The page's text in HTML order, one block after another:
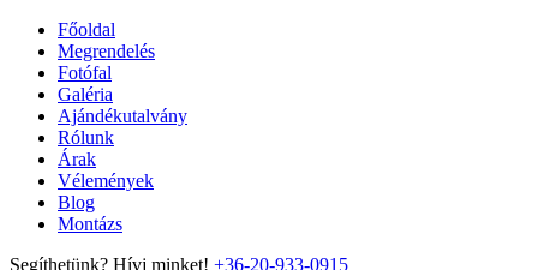
Főoldal
Megrendelés
Fotófal
Galéria
Ajándékutalvány
Rólunk
Árak
Vélemények
Blog
Montázs
Segíthetünk? Hívj minket! +36-20-933-0915